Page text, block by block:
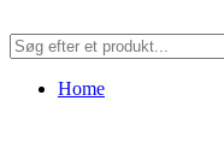
efter:
Home